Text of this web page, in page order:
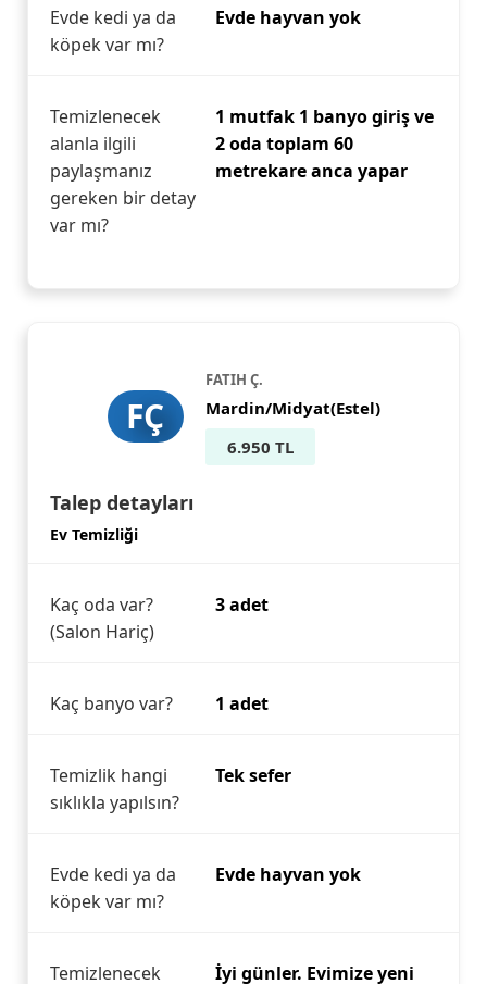
Evde kedi ya da
köpek var mı?
Evde hayvan yok
Temizlenecek
alanla ilgili
paylaşmanız
gereken bir detay
var mı?
1 mutfak 1 banyo giriş ve
2 oda toplam 60
metrekare anca yapar
FÇ
FATIH Ç.
Mardin/Midyat(Estel)
6.950 TL
Talep detayları
Ev Temizliği
Kaç oda var?
(Salon Hariç)
3 adet
Kaç banyo var? 1 adet
Temizlik hangi
sıklıkla yapılsın?
Tek sefer
Evde kedi ya da
köpek var mı?
Evde hayvan yok
Temizlenecek
İyi günler. Evimize yeni